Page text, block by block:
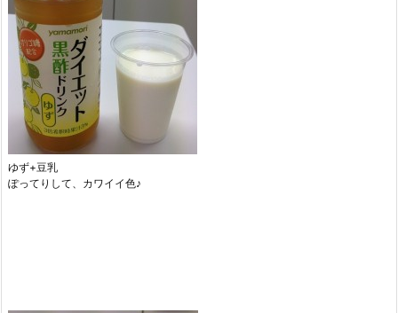
ゆず+豆乳
ぽってりして、カワイイ色♪